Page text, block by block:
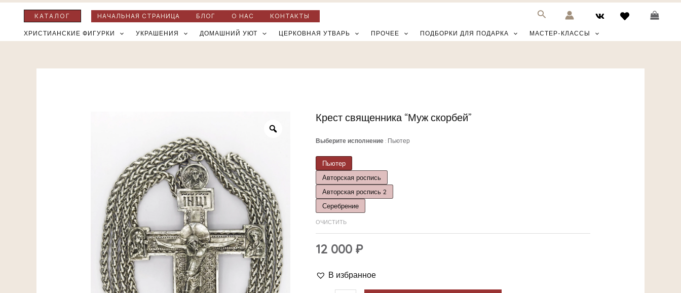
Перейти
содержимому
КАТАЛОГ НАЧАЛЬНАЯ СТРАНИЦА БЛОГ О НАС КОНТАКТЫ
ХРИСТИАНСКИЕ ФИГУРКИ УКРАШЕНИЯ ДОМАШНИЙ УЮТ ЦЕРКОВНАЯ УТВАРЬ ПРОЧЕЕ ПОДБОРКИ ДЛЯ ПОДАРКА МАСТЕР-КЛАССЫ
Крест священника “Муж скорбей”
Выберите исполнение Пьютер
Пьютер
Авторская роспись
Авторская роспись 2
Серебрение
ОЧИСТИТЬ
12 000 ₽
В избранное
Количество
Крест
священника
"Муж
скорбей"